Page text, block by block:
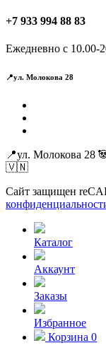
+7 933 994 88 83
Ежедневно с 10.00-
📍ул. Молокова 28
📍ул. Молокова
🇻🇳
Сайт защищен
Каталог
Аккаунт
Заказы
Избранное
Корзина 0